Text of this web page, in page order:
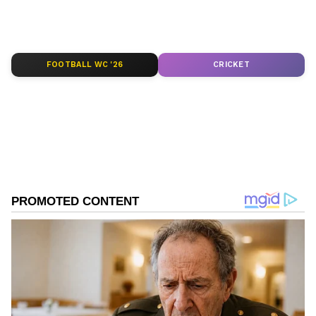
RECOMMENDED STORIES
FOOTBALL WC '26 CRICKET